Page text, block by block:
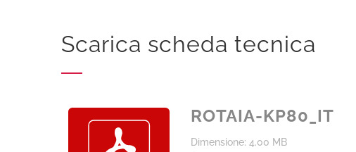
Scarica scheda tecnica
ROTAIA-KP80_IT
Dimensione: 4.00 MB